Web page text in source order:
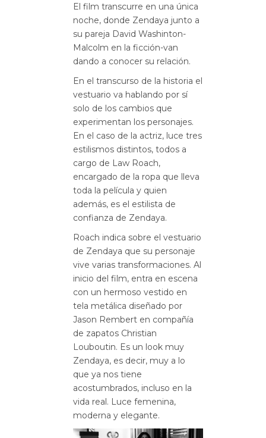
El film transcurre en una única
noche, donde Zendaya junto a
su pareja David Washinton-
Malcolm en la ficción-van
dando a conocer su relación.
En el transcurso de la historia el
vestuario va hablando por sí
solo de los cambios que
experimentan los personajes.
En el caso de la actriz, luce tres
estilismos distintos, todos a
cargo de Law Roach,
encargado de la ropa que lleva
toda la película y quien
además, es el estilista de
confianza de Zendaya.
Roach indica sobre el vestuario
de Zendaya que su personaje
vive varias transformaciones. Al
inicio del film, entra en escena
con un hermoso vestido en
tela metálica diseñado por
Jason Rembert en compañía
de zapatos Christian
Louboutin. Es un look muy
Zendaya, es decir, muy a lo
que ya nos tiene
acostumbrados, incluso en la
vida real. Luce femenina,
moderna y elegante.